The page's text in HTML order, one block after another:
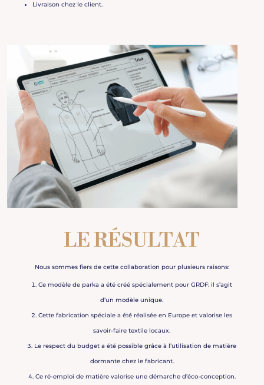
Livraison chez le client.
LE RÉSULTAT
Nous sommes fiers de cette collaboration pour plusieurs raisons:
Ce modèle de parka a été créé spécialement pour GRDF: il s’agit
d’un modèle unique.
Cette fabrication spéciale a été réalisée en Europe et valorise les
savoir-faire textile locaux.
Le respect du budget a été possible grâce à l’utilisation de matière
dormante chez le fabricant.
Ce ré-emploi de matière valorise une démarche d’éco-conception.